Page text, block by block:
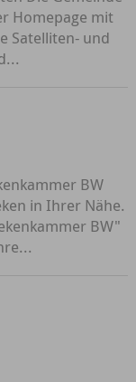
Homepage mit
Satelliten- und
BW
in Ihrer Nähe.
BW"